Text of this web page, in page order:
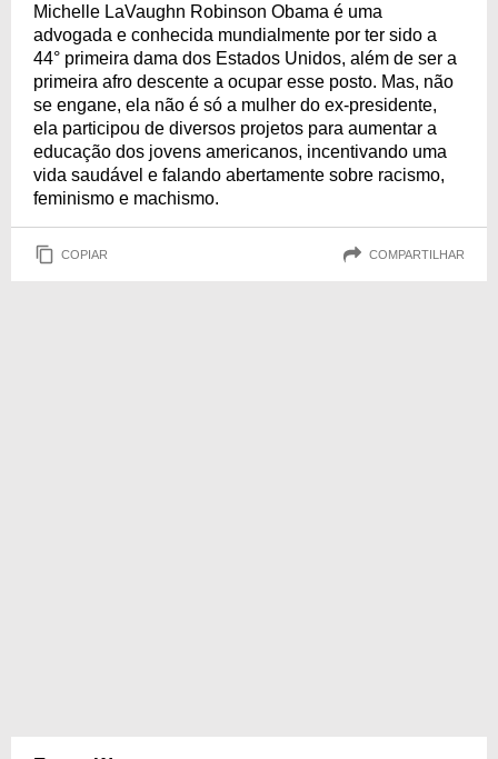
Michelle LaVaughn Robinson Obama é uma
advogada e conhecida mundialmente por ter sido a
44° primeira dama dos Estados Unidos, além de ser a
primeira afro descente a ocupar esse posto. Mas, não
se engane, ela não é só a mulher do ex-presidente,
ela participou de diversos projetos para aumentar a
educação dos jovens americanos, incentivando uma
vida saudável e falando abertamente sobre racismo,
feminismo e machismo.
COPIAR COMPARTILHAR